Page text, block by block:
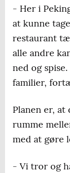
- Her i
at kunne
restaurant
alle andre
ned og
familier,
Planen er, at
rumme
med at gøre
- Vi tror og